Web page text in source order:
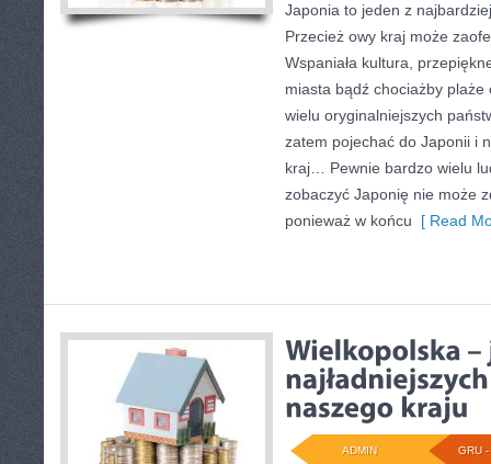
Japonia to jeden z
Przecież owy kraj może
Wspaniała kultura,
miasta bądź chociażby
wielu oryginalniejszych
zatem pojechać do Japonii i
kraj… Pewnie bardzo wielu
zobaczyć Japonię nie może
ponieważ w końcu [ Read
GRU
ADMIN